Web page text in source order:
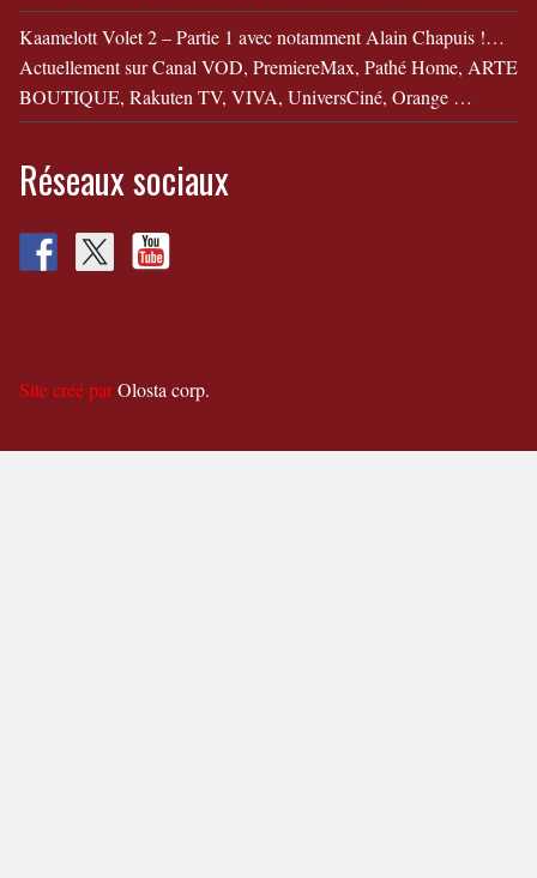
Kaamelott Volet 2 – Partie 1 avec notamment Alain Chapuis !…
Actuellement sur Canal VOD, PremiereMax, Pathé Home, ARTE
BOUTIQUE, Rakuten TV, VIVA, UniversCiné, Orange …
Réseaux sociaux
Site créé parOlosta corp.